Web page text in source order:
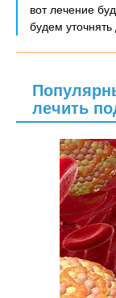
вот лечение
будем уточнять
лечить